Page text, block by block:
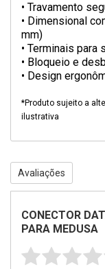
• Travamento
• Dimensional
mm)
• Terminais para
• Bloqueio e
• Design
*Produto sujeito a
ilustrativa
Avaliações
CONECTOR
PARA MEDUSA